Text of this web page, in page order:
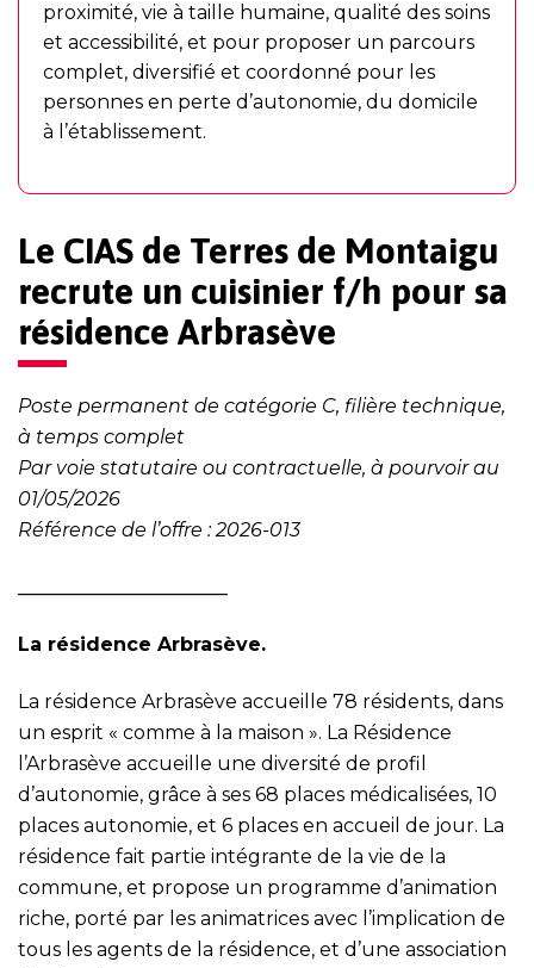
proximité, vie à taille humaine, qualité des soins
et accessibilité, et pour proposer un parcours
complet, diversifié et coordonné pour les
personnes en perte d’autonomie, du domicile
à l’établissement.
Le CIAS de Terres de Montaigu
recrute un cuisinier f/h pour sa
résidence Arbrasève
Poste permanent de catégorie C, filière technique,
à temps complet
Par voie statutaire ou contractuelle, à pourvoir au
01/05/2026
Référence de l’offre : 2026-013
La résidence Arbrasève.
La résidence Arbrasève accueille 78 résidents, dans
un esprit « comme à la maison ». La Résidence
l’Arbrasève accueille une diversité de profil
d’autonomie, grâce à ses 68 places médicalisées, 10
places autonomie, et 6 places en accueil de jour. La
résidence fait partie intégrante de la vie de la
commune, et propose un programme d’animation
riche, porté par les animatrices avec l’implication de
tous les agents de la résidence, et d’une association